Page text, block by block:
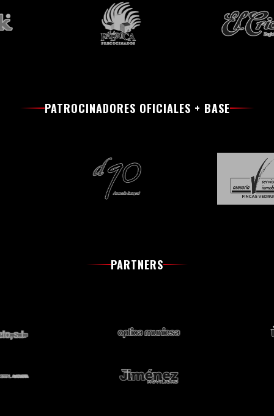
PATROCINADORES OFICIALES + BASE
PARTNERS